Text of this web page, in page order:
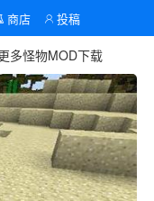
商店 投稿
多怪物MOD下载